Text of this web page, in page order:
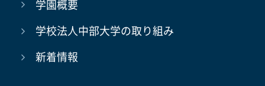
学園概要
学校法人中部大学の取り組み
新着情報